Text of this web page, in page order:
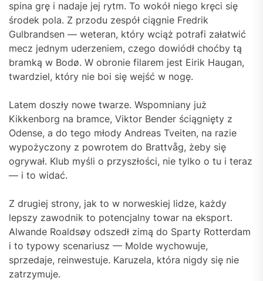
spina grę i nadaje jej rytm. To wokół niego kręci się
środek pola. Z przodu zespół ciągnie Fredrik
Gulbrandsen — weteran, który wciąż potrafi załatwić
mecz jednym uderzeniem, czego dowiódł choćby tą
bramką w Bodø. W obronie filarem jest Eirik Haugan,
twardziel, który nie boi się wejść w nogę.
Latem doszły nowe twarze. Wspomniany już
Kikkenborg na bramce, Viktor Bender ściągnięty z
Odense, a do tego młody Andreas Tveiten, na razie
wypożyczony z powrotem do Brattvåg, żeby się
ogrywał. Klub myśli o przyszłości, nie tylko o tu i teraz
— i to widać.
Z drugiej strony, jak to w norweskiej lidze, każdy
lepszy zawodnik to potencjalny towar na eksport.
Alwande Roaldsøy odszedł zimą do Sparty Rotterdam
i to typowy scenariusz — Molde wychowuje,
sprzedaje, reinwestuje. Karuzela, która nigdy się nie
zatrzymuje.